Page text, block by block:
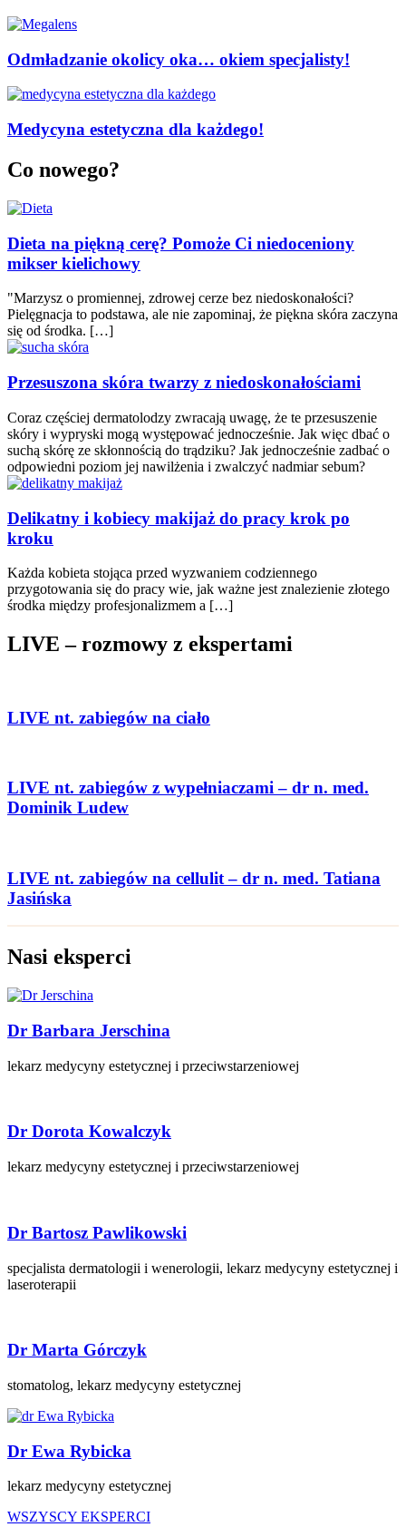
Odmładzanie okolicy oka… okiem specjalisty!
Medycyna estetyczna dla każdego!
Co nowego?
Dieta na piękną cerę? Pomoże Ci niedoceniony
mikser kielichowy
"Marzysz o promiennej, zdrowej cerze bez niedoskonałości?
Pielęgnacja to podstawa, ale nie zapominaj, że piękna skóra zaczyna
się od środka. […]
Przesuszona skóra twarzy z niedoskonałościami
Coraz częściej dermatolodzy zwracają uwagę, że te przesuszenie
skóry i wypryski mogą występować jednocześnie. Jak więc dbać o
suchą skórę ze skłonnością do trądziku? Jak jednocześnie zadbać o
odpowiedni poziom jej nawilżenia i zwalczyć nadmiar sebum?
Delikatny i kobiecy makijaż do pracy krok po
kroku
Każda kobieta stojąca przed wyzwaniem codziennego
przygotowania się do pracy wie, jak ważne jest znalezienie złotego
środka między profesjonalizmem a […]
LIVE – rozmowy z ekspertami
LIVE nt. zabiegów na ciało
LIVE nt. zabiegów z wypełniaczami – dr n. med.
Dominik Ludew
LIVE nt. zabiegów na cellulit – dr n. med. Tatiana
Jasińska
Nasi eksperci
Dr Barbara Jerschina
lekarz medycyny estetycznej i przeciwstarzeniowej
Dr Dorota Kowalczyk
lekarz medycyny estetycznej i przeciwstarzeniowej
Dr Bartosz Pawlikowski
specjalista dermatologii i wenerologii, lekarz medycyny estetycznej i
laseroterapii
Dr Marta Górczyk
stomatolog, lekarz medycyny estetycznej
Dr Ewa Rybicka
lekarz medycyny estetycznej
WSZYSCY EKSPERCI